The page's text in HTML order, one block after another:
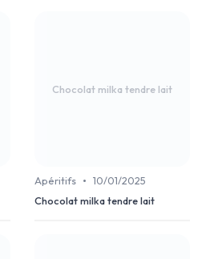
Chocolat milka tendre lait
Apéritifs • 10/01/2025
Chocolat milka tendre lait